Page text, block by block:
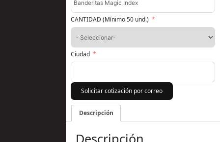
CANTIDAD (Mínimo 50 und.)
Ciudad
Solicitar cotización por correo
Descripción
Descripción